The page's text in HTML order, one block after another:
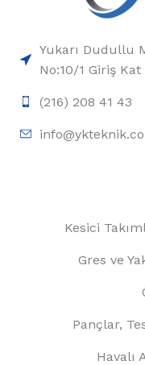
Yukarı Dudullu
No:10/1 Giriş
(216) 208 41 43
Kesici
Gres ve
Pançlar,
Havalı